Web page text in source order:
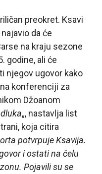
preokret. Ksavi
da će
na kraju sezone
godine, ali će
njegov ugovor kako
konferenciji za
Džoanom
„, nastavlja list
koja citira
potvrрuje Ksavija.
i ostati na čelu
Pojavili su se